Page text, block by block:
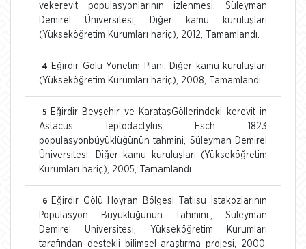
vekerevit populasyonlarının izlenmesi, Süleyman
Demirel Üniversitesi, Diğer kamu kuruluşları
(Yükseköğretim Kurumları hariç), 2012, Tamamlandı.
4
Eğirdir Gölü Yönetim Planı, Diğer kamu kuruluşları
(Yükseköğretim Kurumları hariç), 2008, Tamamlandı.
5
Eğirdir Beyşehir ve KarataşGöllerindeki kerevit in
Astacus leptodactylus Esch 1823
populasyonbüyüklüğünün tahmini, Süleyman Demirel
Üniversitesi, Diğer kamu kuruluşları (Yükseköğretim
Kurumları hariç), 2005, Tamamlandı.
6
Eğirdir Gölü Hoyran Bölgesi Tatlısu İstakozlarının
Populasyon Büyüklüğünün Tahmini., Süleyman
Demirel Üniversitesi, Yükseköğretim Kurumları
tarafından destekli bilimsel araştırma projesi, 2000,